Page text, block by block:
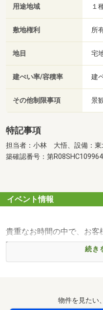
用途地域 １
敷地権利 所
地目 宅
建ぺい率/容積率 建
その他制限事項 景
特記事項
担当者：小林 大悟、設備：東
築確認番号：第
イベント情報
貴重なお時間の中で、お
提供いたします。
〇物件のポイントを中
続き
物件を見たい